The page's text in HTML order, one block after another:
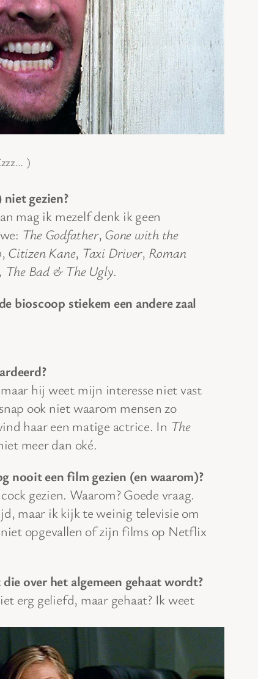
)
gezien?
mag ik mezelf denk ik geen
The Godfather, Gone with the
, Citizen Kane, Taxi Driver, Roman
The Bad & The Ugly.
bioscoop stiekem een andere zaal
hij weet mijn interesse niet vast
ook niet waarom mensen zo
haar een matige actrice. In The
meer dan oké.
nooit een film gezien (en waarom)?
gezien. Waarom? Goede vraag.
maar ik kijk te weinig televisie om
opgevallen of zijn films op Netflix
over het algemeen gehaat wordt?
erg geliefd, maar gehaat? Ik weet